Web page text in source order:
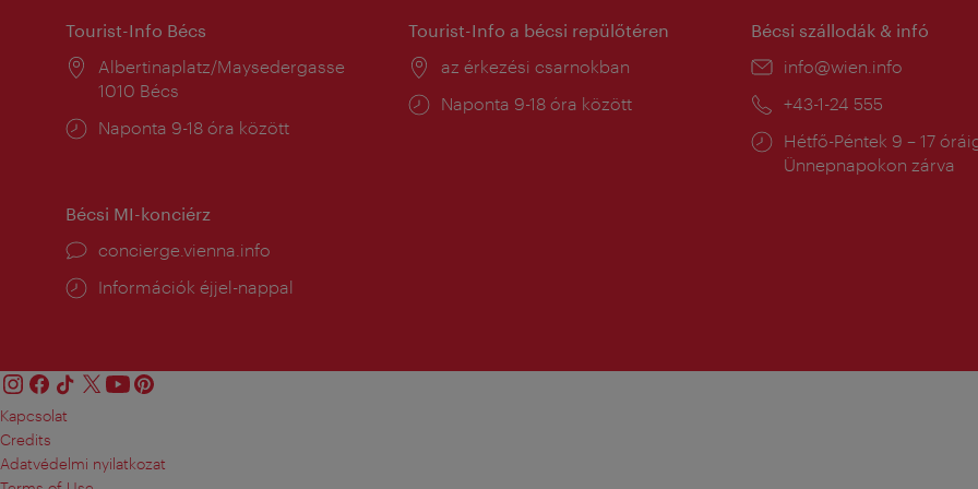
Tourist-Info Bécs
Helyszín:
Albertinaplatz/Maysedergasse
1010 Bécs
Nyitva
Naponta 9-18 óra között
Tourist-Info a bécsi repülőtéren
Helyszín:
az érkezési csarnokban
Nyitva
Naponta 9-18 óra között
Bécsi szállodák & infó
E-
info@wien.info
Telefon:
+43-1-24 555
Nyitva
tartás:
Hétfő-Péntek 9 – 17
Ünnepnapokon zárva
Bécsi MI-konciérz
concierge.vienna.info
Információk éjjel-nappal
Kapcsolat
Credits
Adatvédelmi nyilatkozat